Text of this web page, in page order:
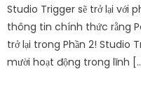
Studio Trigger sẽ trở lại với
thông tin chính thức rằng
trở lại trong Phần 2! Studio
mười hoạt động trong lĩnh